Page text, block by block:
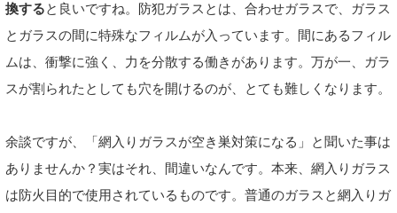
換すると良いですね。防犯ガラスとは、合わせガラスで、ガラス
とガラスの間に特殊なフィルムが入っています。間にあるフィル
ムは、衝撃に強く、力を分散する働きがあります。万が一、ガラ
スが割られたとしても穴を開けるのが、とても難しくなります。
余談ですが、「網入りガラスが空き巣対策になる」と聞いた事は
ありませんか？実はそれ、間違いなんです。本来、網入りガラス
は防火目的で使用されているものです。普通のガラスと網入りガ